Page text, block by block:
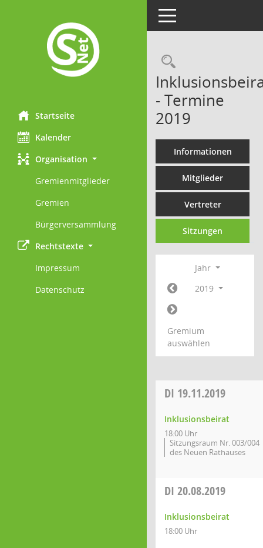
Startseite
Kalender
Organisation
Gremienmitglieder
Gremien
Bürgerversammlung
Rechtstexte
Impressum
Datenschutz
Toggle navigation
- Termine
2019
Informationen
Mitglieder
Vertreter
Sitzungen
Jahr
2019
Gremium
auswählen
DI 19.11.2019
Inklusionsbeirat
18:00 Uhr
Sitzungsraum Nr. 003/004
des Neuen Rathauses
DI 20.08.2019
Inklusionsbeirat
18:00 Uhr